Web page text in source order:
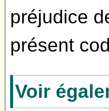
préjudice
présent
Voir